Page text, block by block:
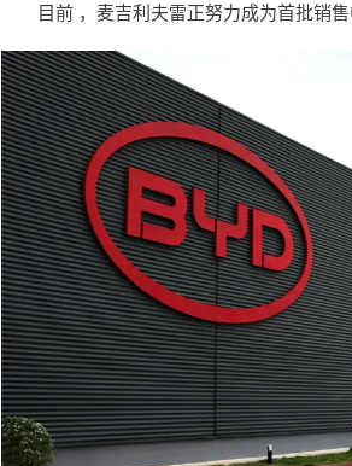
目前 ， 麦吉利夫雷正努力成为首批销